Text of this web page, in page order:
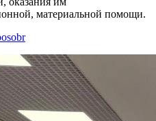
материальной помощи.